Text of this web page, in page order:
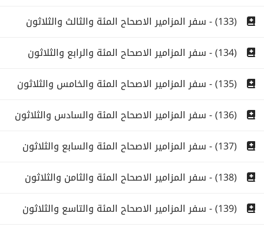
(133) - سفر المزامير الاصحاح المئة والثالث والثلاثون
(134) - سفر المزامير الاصحاح المئة والرابع والثلاثون
(135) - سفر المزامير الاصحاح المئة والخامس والثلاثون
(136) - سفر المزامير الاصحاح المئة والسادس والثلاثون
(137) - سفر المزامير الاصحاح المئة والسابع والثلاثون
(138) - سفر المزامير الاصحاح المئة والثامن والثلاثون
(139) - سفر المزامير الاصحاح المئة والتاسع والثلاثون